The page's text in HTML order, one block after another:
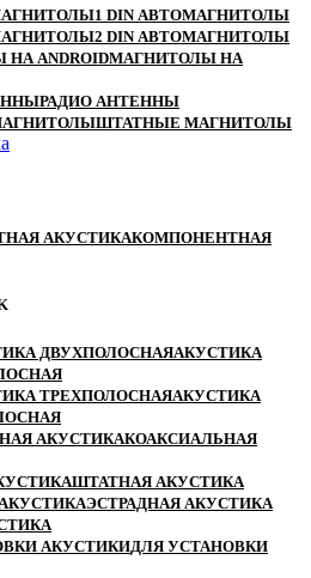
1 DIN АВТОМАГНИТОЛЫ
2 DIN АВТОМАГНИТОЛЫ
МАГНИТОЛЫ НА
РАДИО АНТЕННЫ
ШТАТНЫЕ МАГНИТОЛЫ
КОМПОНЕНТНАЯ
АКУСТИКА
АКУСТИКА
КОАКСИАЛЬНАЯ
ШТАТНАЯ АКУСТИКА
ЭСТРАДНАЯ АКУСТИКА
ДЛЯ УСТАНОВКИ